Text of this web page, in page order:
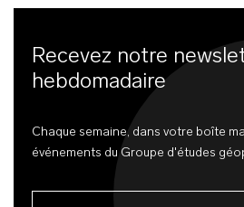
Recevez notre
hebdomadaire
Chaque semaine, dans votre boîte
événements du Groupe d'études